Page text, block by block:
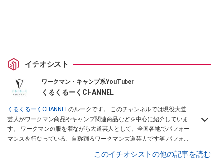
イチオシスト
ワークマン・キャンプ系YouTuber
くるくるーくCHANNEL
くるくるーくCHANNELのルークです。 このチャンネルでは現役大道
芸人がワークマン商品やキャンプ関連商品などを中心に紹介していま
す。 ワークマンの服を着ながら大道芸人として、全国各地でパフォー
マンスを行なっている、自称踊るワークマン大道芸人です笑 パフォー
このイチオシストの他の記事を読む